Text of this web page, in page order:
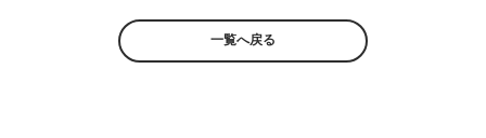
一覧へ戻る